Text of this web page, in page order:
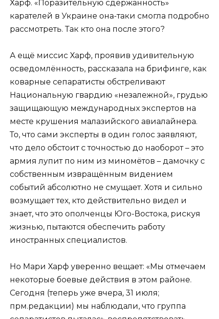
Харф. «Поразительную сдержанность»
карателей в Украине она-таки смогла подробно
рассмотреть. Так кто она после этого?
А ещё миссис Харф, проявив удивительную
осведомлённость, рассказала на брифинге, как
коварные сепаратисты обстреливают
Национальную гвардию «незалежной», грудью
защищающую международных экспертов на
месте крушения малазийского авиалайнера.
То, что сами эксперты в один голос заявляют,
что дело обстоит с точностью до наоборот – это
армия лупит по ним из миномётов – дамочку с
собственным извращённым видением
событий абсолютно не смущает. Хотя и сильно
возмущает тех, кто действительно видел и
знает, что это ополченцы Юго-Востока, рискуя
жизнью, пытаются обеспечить работу
иностранных специалистов.
Но Мари Харф уверенно вещает: «Мы отмечаем
некоторые боевые действия в этом районе.
Сегодня (теперь уже вчера, 31 июля;
прм.редакции) мы наблюдали, что группа